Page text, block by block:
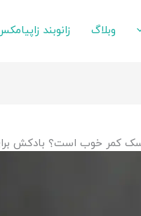
وبلاگ زانوبند
کمر خوب است؟ بادکش